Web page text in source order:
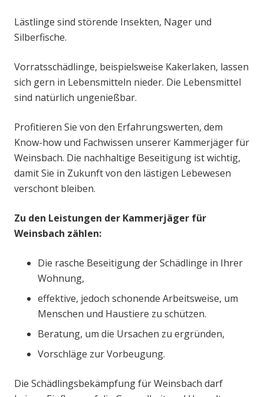
Lästlinge sind störende Insekten, Nager und
Silberfische.
Vorratsschädlinge, beispielsweise Kakerlaken, lassen
sich gern in Lebensmitteln nieder. Die Lebensmittel
sind natürlich ungenießbar.
Profitieren Sie von den Erfahrungswerten, dem
Know-how und Fachwissen unserer Kammerjäger für
Weinsbach. Die nachhaltige Beseitigung ist wichtig,
damit Sie in Zukunft von den lästigen Lebewesen
verschont bleiben.
Zu den Leistungen der Kammerjäger für
Weinsbach zählen:
Die rasche Beseitigung der Schädlinge in Ihrer
Wohnung,
effektive, jedoch schonende Arbeitsweise, um
Menschen und Haustiere zu schützen.
Beratung, um die Ursachen zu ergründen,
Vorschläge zur Vorbeugung.
Die Schädlingsbekämpfung für Weinsbach darf